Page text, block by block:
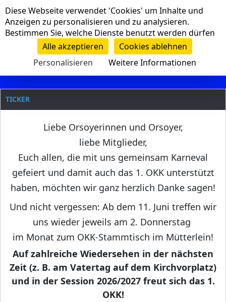
Navigation
Clanname
TICKER
Liebe Orsoyerinnen und Orsoyer,
liebe Mitglieder,
Euch allen, die mit uns gemeinsam Karneval
gefeiert und damit auch das 1. OKK unterstützt
haben, möchten wir ganz herzlich Danke sagen!
Und nicht vergessen: Ab dem 11. Juni treffen wir
uns wieder jeweils am 2. Donnerstag
im Monat zum OKK-Stammtisch im Mütterlein!
Auf zahlreiche Wiedersehen in der nächsten
Zeit (z. B. am Vatertag auf dem Kirchvorplatz)
und in der Session 2026/2027 freut sich das 1.
OKK!
Cookie-Einstellungen
Diese Webseite verwendet 'Cookies' um Inhalte und
Anzeigen zu personalisieren und zu analysieren.
Bestimmen Sie, welche Dienste benutzt werden dürfen
Alle akzeptieren
Cookies ablehnen
Personalisieren
Weitere Informationen